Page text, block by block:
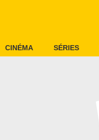
CINÉMA SÉRIES